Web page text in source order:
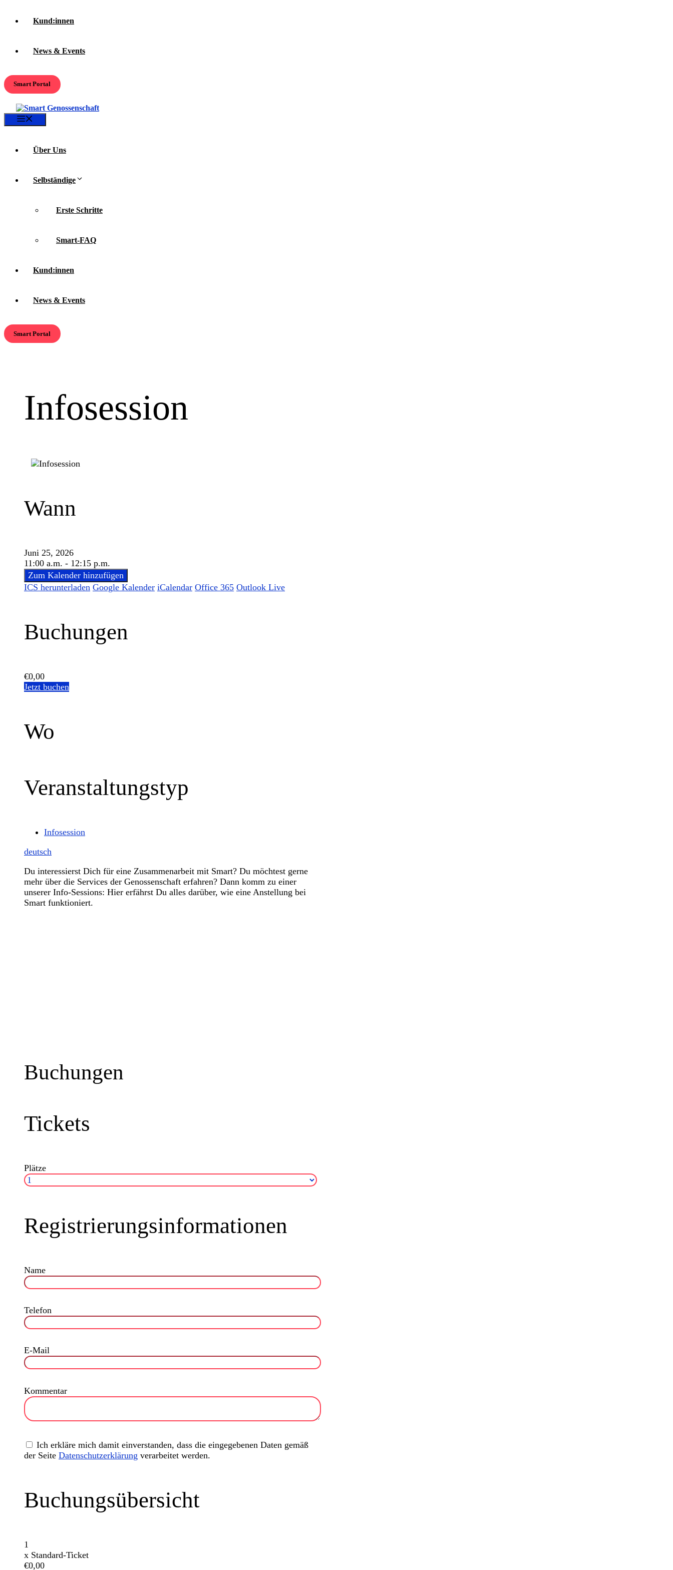
Kund:innen
News & Events
Smart Portal
Über Uns
Selbständige
Erste Schritte
Smart-FAQ
Kund:innen
News & Events
Smart Portal
Infosession
Wann
Juni 25, 2026
11:00 a.m. - 12:15 p.m.
Zum Kalender hinzufügen
ICS herunterladen Google Kalender iCalendar Office 365 Outlook Live
Buchungen
€0,00
Jetzt buchen
Wo
Veranstaltungstyp
Infosession
deutsch
Du interessierst Dich für eine Zusammenarbeit mit Smart? Du möchtest gerne
mehr über die Services der Genossenschaft erfahren? Dann komm zu einer
unserer Info-Sessions: Hier erfährst Du alles darüber, wie eine Anstellung bei
Smart funktioniert.
Buchungen
Tickets
Plätze
Registrierungsinformationen
Name
Telefon
E-Mail
Kommentar
Ich erkläre mich damit einverstanden, dass die eingegebenen Daten gemäß
der Seite Datenschutzerklärung verarbeitet werden.
Buchungsübersicht
1
x Standard-Ticket
€0,00